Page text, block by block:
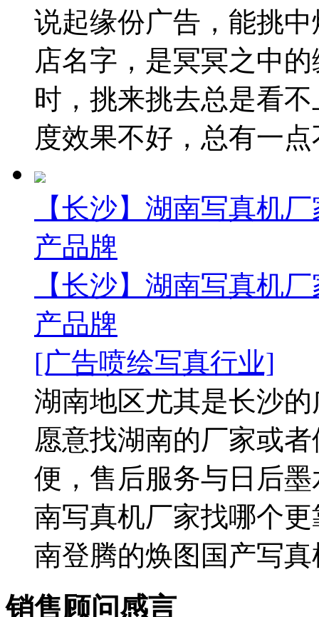
说起缘份广告，能挑
店名字，是冥冥之中
时，挑来挑去总是看
度效果不好，总有一
【长沙】湖南写真机
产品牌
【长沙】湖南写真机
产品牌
[广告喷绘写真行业]
湖南地区尤其是长沙
愿意找湖南的厂家或
便，售后服务与日后
南写真机厂家找哪个
南登腾的焕图国产写
销售顾问感言